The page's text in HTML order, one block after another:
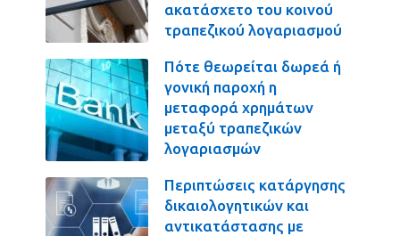
ακατάσχετο του κοινού
τραπεζικού λογαριασμού
Πότε θεωρείται δωρεά ή
γονική παροχή η
μεταφορά χρημάτων
μεταξύ τραπεζικών
λογαριασμών
Περιπτώσεις κατάργησης
δικαιολογητικών και
αντικατάστασης με